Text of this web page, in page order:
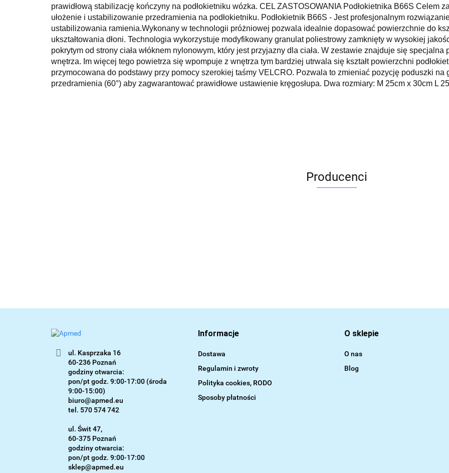
prawidłową stabilizację kończyny na podłokietniku wózka. CEL ZASTOSOWANIA Podłokietnika B66S Celem
ułożenie i ustabilizowanie przedramienia na podłokietniku. Podłokietnik B66S - Jest profesjonalnym
ustabilizowania ramienia.Wykonany w technologii próżniowej pozwala idealnie dopasować powierzchnie do
ukształtowania dłoni. Technologia wykorzystuje modyfikowany granulat poliestrowy zamknięty w wysokiej
pokrytym od strony ciała włóknem nylonowym, który jest przyjazny dla ciała. W zestawie znajduje się
wnętrza. Im więcej tego powietrza się wpompuje z wnętrza tym bardziej utrwala się kształt powierzchni
przymocowana do podstawy przy pomocy szerokiej taśmy VELCRO. Pozwala to zmieniać pozycję poduszki na
przedramienia (60°) aby zagwarantować prawidłowe ustawienie kręgosłupa. Dwa rozmiary: M 25cm x 30cm L
Producenci
ul. Kasprzaka 16
60-236 Poznań
godziny otwarcia:
pon/pt godz. 9:00-17:00 (środa
9:00-15:00)
biuro@apmed.eu
tel. 570 574 742
ul. Świt 47,
60-375 Poznań
godziny otwarcia:
pon/pt godz. 9:00-17:00
sklep@apmed.eu
Informacje
Dostawa
Regulamin i zwroty
Polityka cookies, RODO
Sposoby płatności
O sklepie
O nas
Blog